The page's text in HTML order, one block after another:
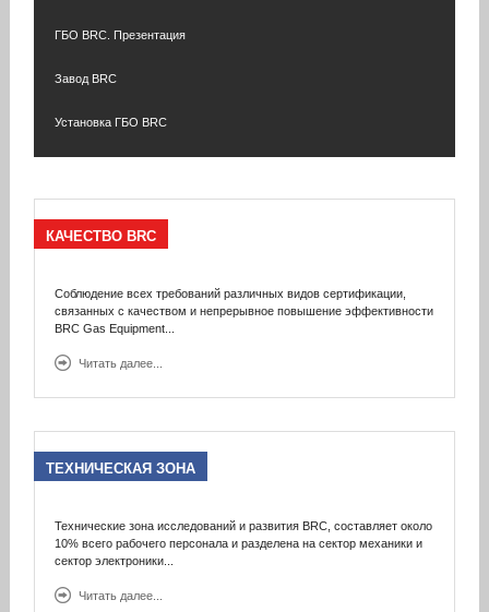
ГБО BRC. Презентация
Завод BRC
Установка ГБО BRC
КАЧЕСТВО BRC
Соблюдение всех требований различных видов сертификации,
связанных с качеством и непрерывное повышение эффективности
BRC Gas Equipment...
Читать далее...
ТЕХНИЧЕСКАЯ ЗОНА
Технические зона исследований и развития BRC, составляет около
10% всего рабочего персонала и разделена на сектор механики и
сектор электроники...
Читать далее...